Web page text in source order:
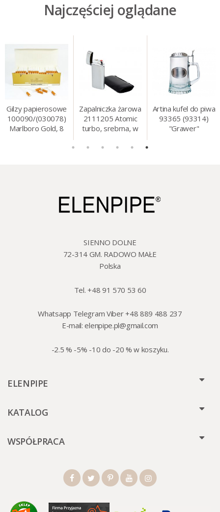
Najczęściej oglądane
Gilzy papierosowe
100090/(030078)
Marlboro Gold, 8
Zapalniczka żarowa
2111205 Atomic
turbo, srebrna, w
Artina kufel do piwa
93365 (93314)
"Grawer"
SIENNO DOLNE
72-314 GM. RADOWO MAŁE
Polska
Tel. +48 91 570 53 60
Whatsapp Telegram Viber +48 889 488 237
E-mail:elenpipe.pl@gmail.com
-2.5 % -5% -10 do -20 % w koszyku.
ELENPIPE
KATALOG
WSPÓŁPRACA